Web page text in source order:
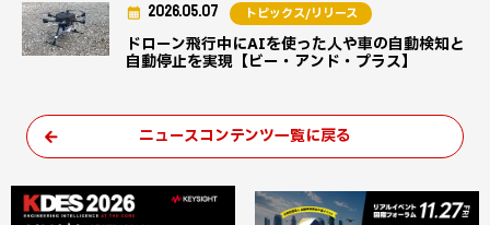
ドローン飛行中にAIを使った人や車の自動検知と
自動停止を実現【ビー・アンド・プラス】
2026.05.07 トピックス/リリース
ニュースコンテンツ一覧に戻る